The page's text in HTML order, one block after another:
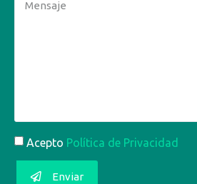
Acepto Política de Privacidad
Enviar